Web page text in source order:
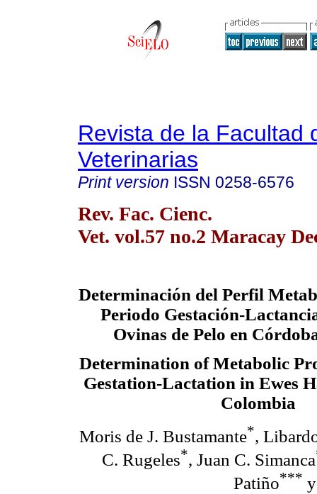
Revista de la Facultad
Veterinarias
Print version ISSN 0258-6576
Rev. Fac. Cienc.
Vet. vol.57 no.2 Maracay
Determinación del Perfil
Periodo Gestación-
Ovinas de Pelo en
Determination of Metabolic
Gestation-Lactation in Ewes
Colombia
Moris de J. Bustamante*,
C. Rugeles*, Juan C. Simanca
Patiño***